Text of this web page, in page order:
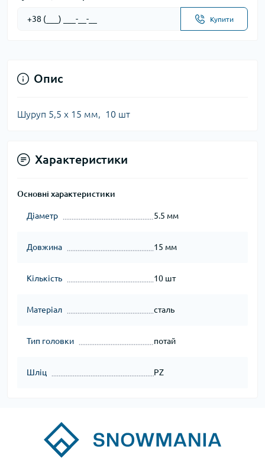
Купити
Опис
Шуруп 5,5 х 15 мм, 10 шт
Характеристики
Основні характеристики
Діаметр 5.5 мм
Довжина 15 мм
Кількість 10 шт
Матеріал сталь
Тип головки потай
Шліц PZ